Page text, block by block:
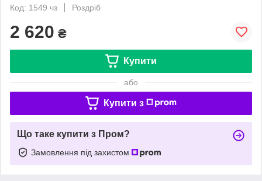
Код: 1549 чз
Роздріб
2 620 ₴
Купити
або
Купити з
Що таке купити з Пром?
Замовлення під захистом